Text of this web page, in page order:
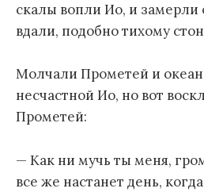
скалы вопли Ио, и замерли
вдали, подобно тихому
Молчали Прометей и
несчастной Ио, но вот
Прометей:
— Как ни мучь ты меня,
все же настанет день,